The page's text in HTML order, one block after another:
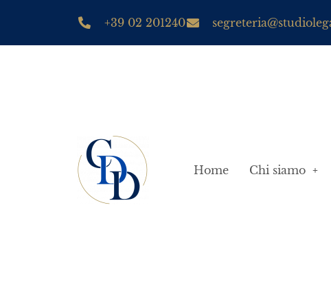
+39 02 201240
Home Chi siamo